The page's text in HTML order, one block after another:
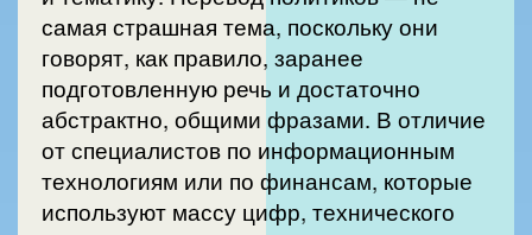
самая страшная тема, поскольку они
говорят, как правило, заранее
подготовленную речь и достаточно
абстрактно, общими фразами. В отличие
от специалистов по информационным
технологиям или по финансам, которые
используют массу цифр, технического